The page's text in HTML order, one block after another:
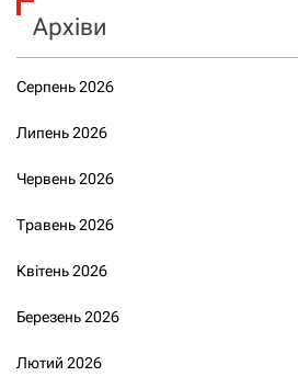
Архіви
Серпень 2026
Липень 2026
Червень 2026
Травень 2026
Квітень 2026
Березень 2026
Лютий 2026